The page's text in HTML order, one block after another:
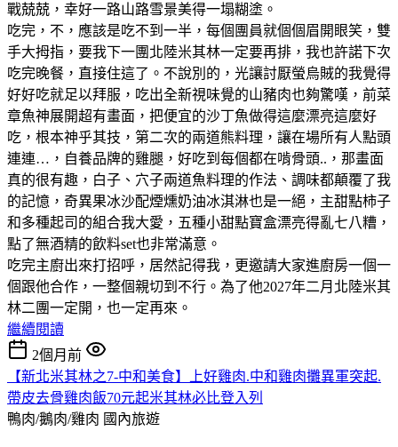
戰兢兢，幸好一路山路雪景美得一塌糊塗。
吃完，不，應該是吃不到一半，每個團員就個個眉開眼笑，雙
手大拇指，要我下一團北陸米其林一定要再排，我也許諾下次
吃完晚餐，直接住這了。不說別的，光讓討厭螢烏賊的我覺得
好好吃就足以拜服，吃出全新視味覺的山豬肉也夠驚嘆，前菜
章魚神展開超有畫面，把便宜的沙丁魚做得這麼漂亮這麼好
吃，根本神乎其技，第二次的兩道熊料理，讓在場所有人點頭
連連…，自養品牌的雞腿，好吃到每個都在啃骨頭..，那畫面
真的很有趣，白子、穴子兩道魚料理的作法、調味都顛覆了我
的記憶，奇異果冰沙配煙燻奶油冰淇淋也是一絕，主甜點柿子
和多種起司的組合我大愛，五種小甜點寶盒漂亮得亂七八糟，
點了無酒精的飲料set也非常滿意。
吃完主廚出來打招呼，居然記得我，更邀請大家進廚房一個一
個跟他合作，一整個親切到不行。為了他2027年二月北陸米其
林二團一定開，也一定再來。
繼續閱讀
2個月前
【新北米其林之7-中和美食】上好雞肉.中和雞肉攤異軍突起.
帶皮去骨雞肉飯70元起米其林必比登入列
鴨肉/鵝肉/雞肉 國內旅遊